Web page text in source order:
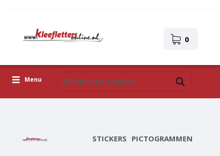
0
Menu
STICKERS PICTOGRAMMEN